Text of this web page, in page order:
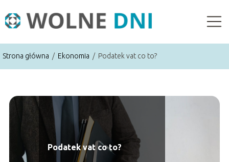
Strona główna / Ekonomia / Podatek vat co to?
Podatek vat co to?